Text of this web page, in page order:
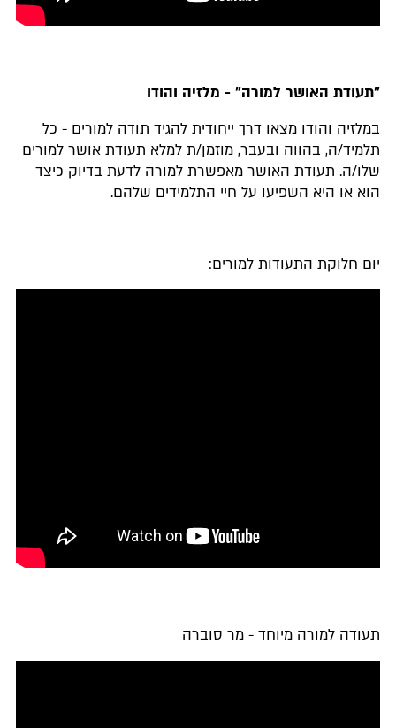
"תעודת האושר למורה" - מלזיה והודו
במלזיה והודו מצאו דרך ייחודית להגיד תודה למורים - כל
תלמיד/ה, בהווה ובעבר, מוזמן/ת למלא תעודת אושר למורים
שלו/ה. תעודת האושר מאפשרת למורה לדעת בדיוק כיצד
הוא או היא השפיעו על חיי התלמידים שלהם.
יום חלוקת התעודות למורים:
תעודה למורה מיוחד - מר סוברה